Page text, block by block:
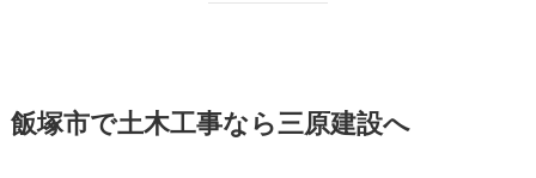
飯塚市で土木工事なら三原建設へ